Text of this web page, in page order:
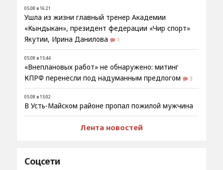
05.08 в 16:21
Ушла из жизни главный тренер Академии
«Кындыкан», президент федерации «Чир спорт»
Якутии, Ирина Данилова
1
05.08 в 15:44
«Внеплановых работ» не обнаружено: митинг
КПРФ перенесли под надуманным предлогом
3
05.08 в 15:02
В Усть-Майском районе пропал пожилой мужчина
Лента новостей
Соцсети